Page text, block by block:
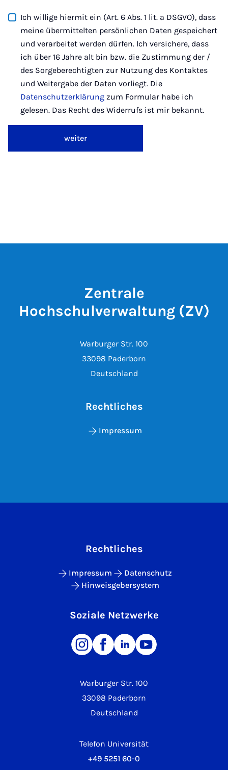
Ich willige hiermit ein (Art. 6 Abs. 1 lit. a DSGVO), dass
meine übermittelten persönlichen Daten gespeichert
und verarbeitet werden dürfen. Ich versichere, dass
ich über 16 Jahre alt bin bzw. die Zustimmung der /
des Sorgeberechtigten zur Nutzung des Kontaktes
und Weitergabe der Daten vorliegt. Die
Datenschutzerklärung zum Formular habe ich
gelesen. Das Recht des Widerrufs ist mir bekannt.
weiter
Zentrale
Hochschulverwaltung (ZV)
Warburger Str. 100
33098 Paderborn
Deutschland
Rechtliches
Impressum
Warburger Str. 100
33098 Paderborn
Deutschland
Telefon Universität
+49 5251 60-0
Rechtliches
Impressum
Datenschutz
Hinweisgebersystem
Soziale Netzwerke